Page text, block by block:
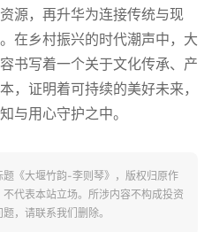
源，再升华为连接传统与现
在乡村振兴的时代潮声中，大
书写着一个关于文化传承、产
，证明着可持续的美好未来，
与用心守护之中。
《大堰竹韵-李则琴》，版权归原作
代表本站立场。所涉内容不构成投资
，请联系我们删除。